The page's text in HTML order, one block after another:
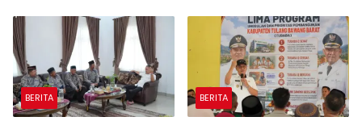
Dipangkas
Influencer
BERITA BERITA